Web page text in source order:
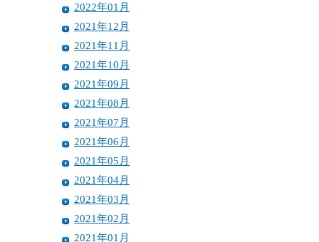
2022年01月
2021年12月
2021年11月
2021年10月
2021年09月
2021年08月
2021年07月
2021年06月
2021年05月
2021年04月
2021年03月
2021年02月
2021年01月